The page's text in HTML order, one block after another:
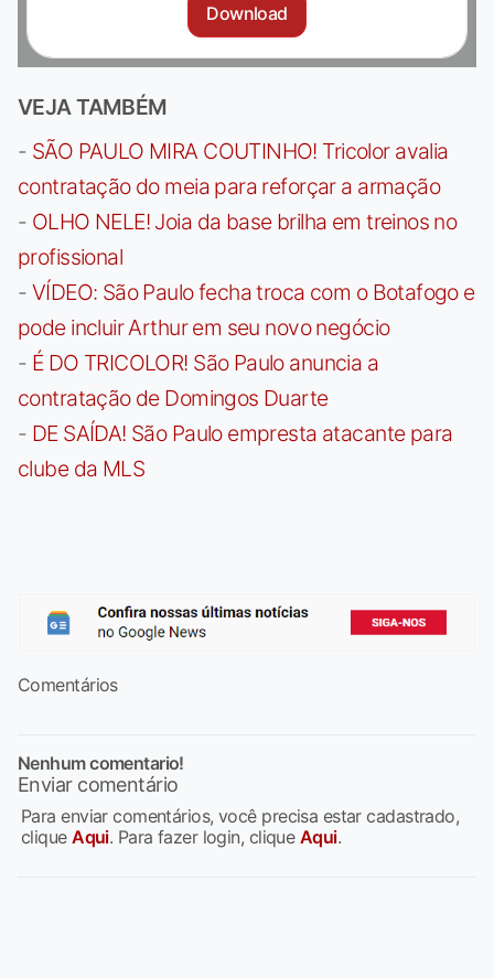
Download
VEJA TAMBÉM
- SÃO PAULO MIRA COUTINHO! Tricolor avalia
contratação do meia para reforçar a armação
- OLHO NELE! Joia da base brilha em treinos no
profissional
- VÍDEO: São Paulo fecha troca com o Botafogo e
pode incluir Arthur em seu novo negócio
- É DO TRICOLOR! São Paulo anuncia a
contratação de Domingos Duarte
- DE SAÍDA! São Paulo empresta atacante para
clube da MLS
Comentários
Nenhum comentario!
Enviar comentário
Para enviar comentários, você precisa estar cadastrado,
cliqueAqui. Para fazer login, clique Aqui.